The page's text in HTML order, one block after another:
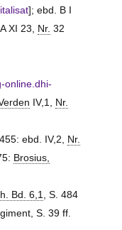
]; ebd. B I
XI 23, Nr. 32
online.dhi-
IV,1,
Nr.
ebd. IV,2,
Nr.
Brosius,
Bd. 6,1
, S. 484
S. 39 ff.